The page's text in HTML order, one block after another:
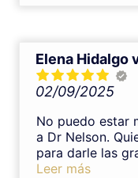
nota su
el primer
claridad,
fue muy
El resultado ha
armonioso,
recomiendo al
Elena Hidalgo
02/09/2025
No puedo estar
a Dr Nelson.
para darle las
Leer más